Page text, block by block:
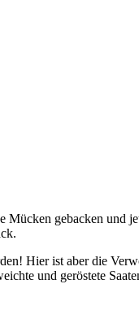
gebacken
Hier ist aber die
und geröstete